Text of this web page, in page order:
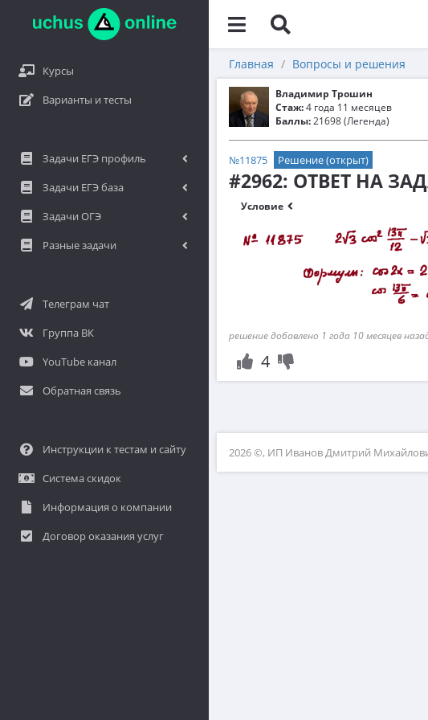
Курсы
Варианты и тесты
Задачи ЕГЭ профиль
Задачи ЕГЭ база
Задачи ОГЭ
Разные задачи
Телеграм чат
Группа ВК
YouTube канал
Обратная связь
Инструкции к тестам и сайту
Система скидок
Информация о компании
Договор оказания услуг
Главная Вопросы и решения
Владимир Трошин
Стаж:4 года 11 месяцев
Баллы:21698 (Легенда)
№11875 Решение (открыт)
#2962: ОТВЕТ НА
Условие
решение добавлено 1 года 10 месяцев
4
2026 ©, ИП Иванов Дмитрий